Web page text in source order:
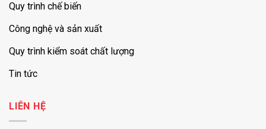
Quy trình chế biến
Công nghệ và sản xuất
Quy trình kiểm soát chất lượng
Tin tức
LIÊN HỆ